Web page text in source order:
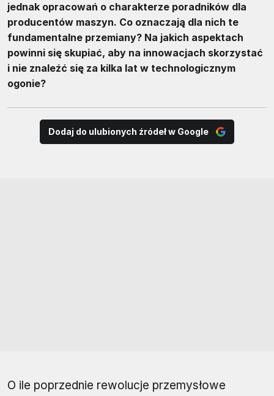
jednak opracowań o charakterze poradników dla
producentów maszyn. Co oznaczają dla nich te
fundamentalne przemiany? Na jakich aspektach
powinni się skupiać, aby na innowacjach skorzystać
i nie znaleźć się za kilka lat w technologicznym
ogonie?
Dodaj do ulubionych źródeł w Google
O ile poprzednie rewolucje przemysłowe